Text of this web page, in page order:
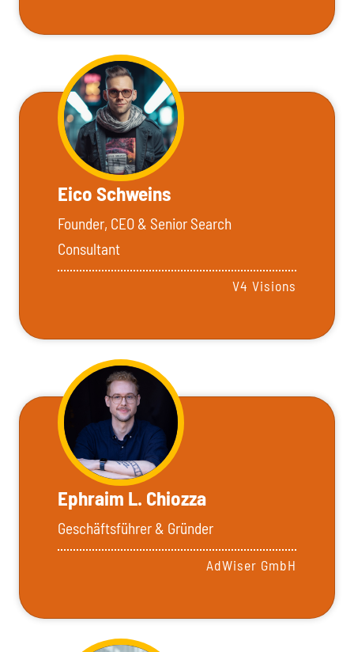
Eico Schweins
Founder, CEO & Senior Search
Consultant
V4 Visions
Ephraim L. Chiozza
Geschäftsführer & Gründer
AdWiser GmbH